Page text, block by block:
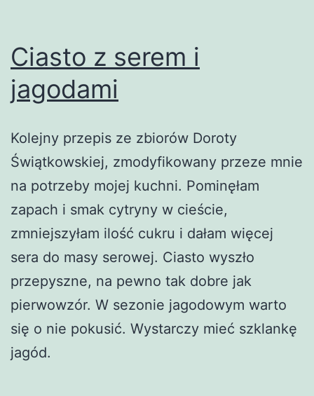
Ciasto z serem i
jagodami
Kolejny przepis ze zbiorów Doroty
Świątkowskiej, zmodyfikowany przeze mnie
na potrzeby mojej kuchni. Pominęłam
zapach i smak cytryny w cieście,
zmniejszyłam ilość cukru i dałam więcej
sera do masy serowej. Ciasto wyszło
przepyszne, na pewno tak dobre jak
pierwowzór. W sezonie jagodowym warto
się o nie pokusić. Wystarczy mieć szklankę
jagód.